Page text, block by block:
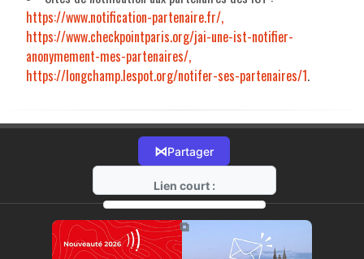
https://www.notification-partenaire.fr/,
https://www.checkpointparis.org/jai-une-ist-notifier-
anonymement-mes-partenaires/,
https://longchamp.lespot.org/notifer-ses-partenaires/1.
⋈Partager
Lien court :
https://radio-g.fr?18744
⧉